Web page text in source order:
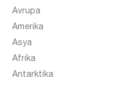
Avrupa
Amerika
Asya
Afrika
Antarktika